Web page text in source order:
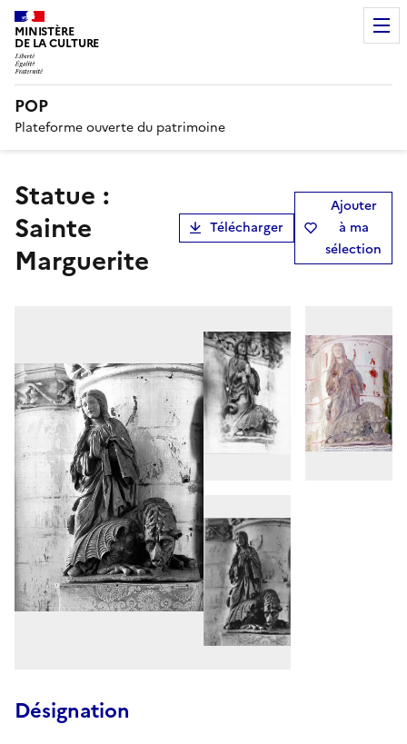
MINISTÈRE
DE LA CULTURE
POP
Plateforme ouverte du patrimoine
Statue :
Sainte
Marguerite
Télécharger
Ajouter
à ma
sélection
Désignation